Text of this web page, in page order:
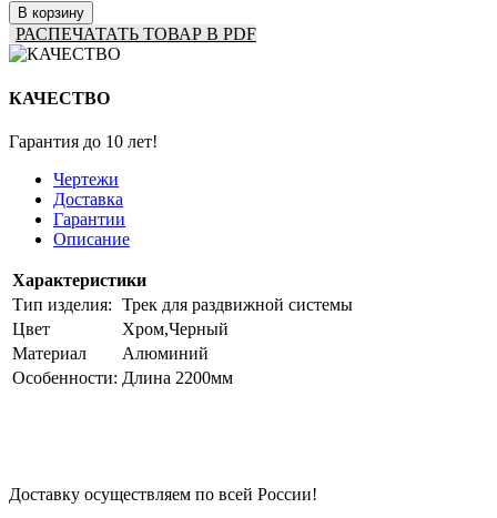
В корзину
РАСПЕЧАТАТЬ ТОВАР В PDF
КАЧЕСТВО
Гарантия до 10 лет!
Чертежи
Доставка
Гарантии
Описание
Характеристики
Тип изделия: Трек для раздвижной системы
Цвет
Хром,Черный
Материал
Алюминий
Особенности: Длина 2200мм
Доставку осуществляем по всей России!